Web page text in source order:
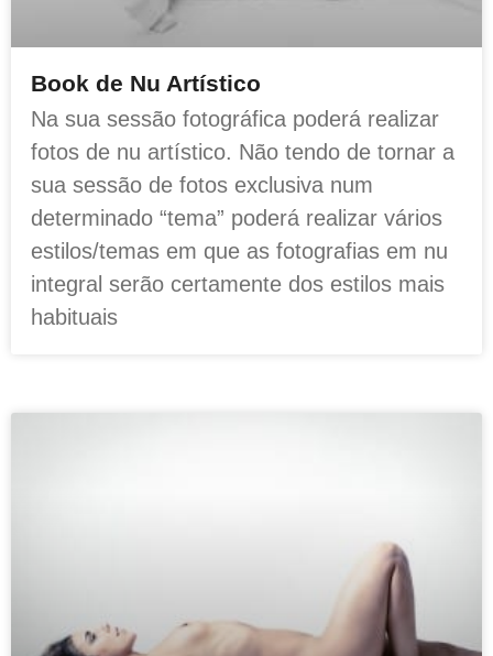
Book de Nu Artístico
Na sua sessão fotográfica poderá realizar
fotos de nu artístico. Não tendo de tornar a
sua sessão de fotos exclusiva num
determinado “tema” poderá realizar vários
estilos/temas em que as fotografias em nu
integral serão certamente dos estilos mais
habituais